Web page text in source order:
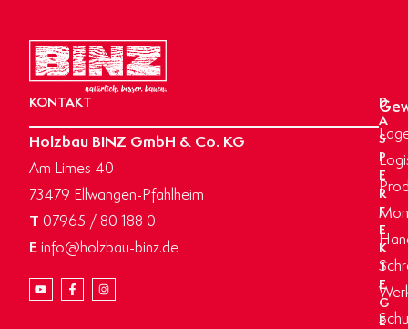
KONTAKT
Holzbau BINZ GmbH & Co. KG
Am Limes 40
73479 Ellwangen-Pfahlheim
T 07965 / 80 188 0
Einfo@holzbau-binz.de
D
A
S
P
E
R
F
E
K
T
E
G
E